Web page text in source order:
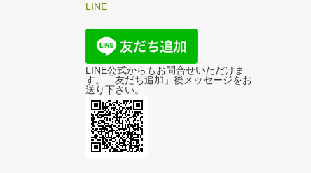
LINE
LINE公式からもお問合せいただけま
す。「友だち追加」後メッセージをお
送り下さい。